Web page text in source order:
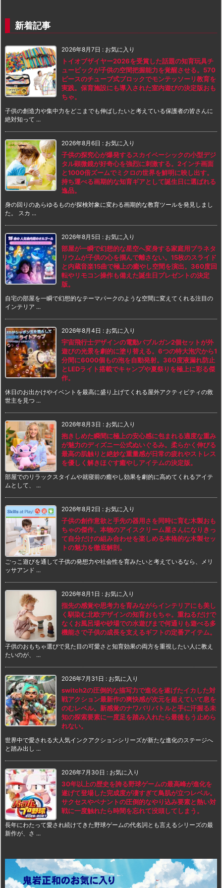
新着記事
2026年8月7日 : お気に入り
トイオブザイヤー2026を受賞した話題の知育玩具チ
ュービックが子供の空間把握能力を覚醒させる。570
ピースのチューブ式ブロックでモンテッソーリ教育を
実践。保育施設にも導入された室内遊びの決定版おも
ちゃ。
子供の創造力や集中力をどこまでも伸ばしたいと考えている保護者の皆さんに
絶対知って ...
2026年8月6日 : お気に入り
子供の探究心が爆発するスカイベーシックの小型デジ
タル顕微鏡が好奇心を強烈に刺激する。2インチ画面
と1000倍ズームでミクロの世界を鮮明に映し出す。
持ち運べる画期的な知育ギアとして誕生日に選ばれる
逸品。
身の回りのあらゆるものが探検対象に変わる画期的な教育ツールを発見しまし
た。 スカ ...
2026年8月5日 : お気に入り
部屋が一瞬で幻想的な星空へ変身する家庭用プラネタ
リウムが子供の心を掴んで離さない。15枚のスライド
と内蔵音楽15曲で極上の癒やし空間を演出。360度回
転やリモコン操作も備えた誕生日プレゼントの決定
版。
自宅の部屋を一瞬で幻想的なテーマパークのような空間に変えてくれる注目の
インテリア ...
2026年8月4日 : お気に入り
宇宙飛行士デザインの電動バブルガン2個セットが外
遊びの光景を劇的に塗り替える。6つの特大泡穴から1
分間に6000個もの泡を自動発射。360度液漏れ防止
とLEDライト搭載でキャンプや夏祭りを極上に彩る傑
作。
休日のお出かけやイベントを最高に盛り上げてくれる屋外アクティビティの救
世主を見つ ...
2026年8月3日 : お気に入り
抱きしめた瞬間に極上の安心感に包まれる適度な重み
が魅力のディズニー公式ぬいぐるみ。柔らかく伸びる
最高の肌触りと絶妙な重量感が日常の疲れやストレス
を優しく解きほぐす癒やしアイテムの決定版。
部屋でのリラックスタイムや就寝前の癒やし効果を劇的に高めてくれるアイテ
ムとして、 ...
2026年8月2日 : お気に入り
子供の創作意欲と手先の器用さを同時に育む木製おも
ちゃの傑作。本物のアイスクリーム屋さんになりきっ
て自分だけの組み合わせを楽しめる本格的な木製セッ
トの魅力を徹底解剖。
ごっこ遊びを通して子供の発想力や社会性を育みたいと考えているなら、メリ
ッサアンド ...
2026年8月1日 : お気に入り
指先の感覚や思考力を育みながらインテリアにも美し
く馴染む北欧デザインの知育おもちゃ。重ねるだけで
なくお風呂場や砂場での水遊びまで何通りも遊べる多
機能さで子供の成長を支えるギフトの定番アイテム。
子供のおもちゃ選びで見た目の可愛さと知育効果の両方を重視したい人に教え
たいのが、 ...
2026年7月31日 : お気に入り
switch2の圧倒的な描写力で進化を遂げたイカした対
戦アクション最新作の爽快感が次元を超えていて息を
のむレベル。新感覚のナワバリバトルと手に汗握る未
知の探索要素に一度足を踏み入れたら最後もう止めら
れない。
世界中で愛される大人気インクアクションシリーズが新たな進化のステージへ
と踏み出し ...
2026年7月30日 : お気に入り
30年以上の歴史を誇る野球ゲームの最高峰が進化を
遂げて登場した完成度が凄すぎて鳥肌が立つレベル。
サクセスやペナントの圧倒的なやり込み要素と熱い対
戦に一度触れたら時間を忘れて没頭してしまう。
長年にわたって愛され続けてきた野球ゲームの代名詞とも言えるシリーズの最
新作が、さ ...